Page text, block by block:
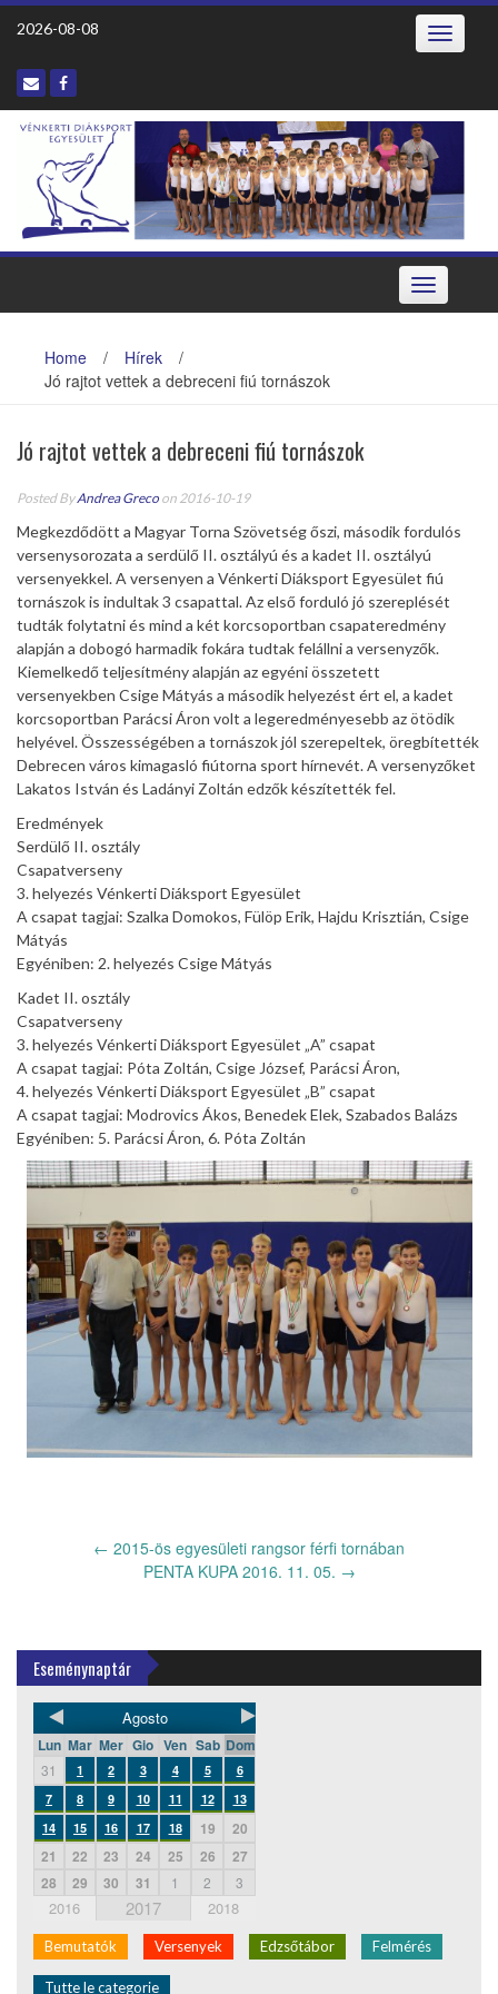
2026-08-08 Toggle
Toggle
navigation
Home / Hírek
/
Jó rajtot vettek a debreceni fiú tornászok
Jó rajtot vettek a debreceni fiú tornászok
Posted ByAndrea Greco on 2016-10-19
Megkezdődött a Magyar Torna Szövetség őszi, második fordulós
versenysorozata a serdülő II. osztályú és a kadet II. osztályú
versenyekkel. A versenyen a Vénkerti Diáksport Egyesület fiú
tornászok is indultak 3 csapattal. Az első forduló jó szereplését
tudták folytatni és mind a két korcsoportban csapateredmény
alapján a dobogó harmadik fokára tudtak felállni a versenyzők.
Kiemelkedő teljesítmény alapján az egyéni összetett
versenyekben Csige Mátyás a második helyezést ért el, a kadet
korcsoportban Parácsi Áron volt a legeredményesebb az ötödik
helyével. Összességében a tornászok jól szerepeltek, öregbítették
Debrecen város kimagasló fiútorna sport hírnevét. A versenyzőket
Lakatos István és Ladányi Zoltán edzők készítették fel.
Eredmények
Serdülő II. osztály
Csapatverseny
3. helyezés Vénkerti Diáksport Egyesület
A csapat tagjai: Szalka Domokos, Fülöp Erik, Hajdu Krisztián, Csige
Mátyás
Egyéniben: 2. helyezés Csige Mátyás
Kadet II. osztály
Csapatverseny
3. helyezés Vénkerti Diáksport Egyesület „A” csapat
A csapat tagjai: Póta Zoltán, Csige József, Parácsi Áron,
4. helyezés Vénkerti Diáksport Egyesület „B” csapat
A csapat tagjai: Modrovics Ákos, Benedek Elek, Szabados Balázs
Egyéniben: 5. Parácsi Áron, 6. Póta Zoltán
← 2015-ös egyesületi rangsor férfi tornában
PENTA KUPA 2016. 11. 05. →
Eseménynaptár
Agosto
Lun Mar Mer Gio Ven Sab Dom
31 1 2 3 4 5
6
7
8 9 10 11 12
13
14
15 16 17 18 19
20
21
22 23 24 25 26
27
28
29 30 31 1 2 3
2016 2017 2018
Bemutatók Versenyek Edzsőtábor Felmérés
Tutte le categorie